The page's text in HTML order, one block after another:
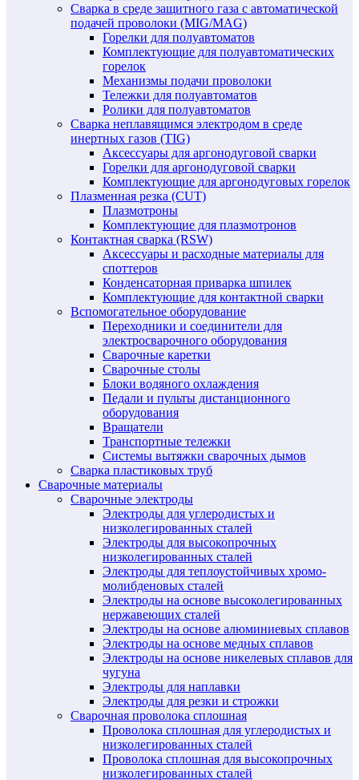
Сварка в среде защитного газа с автоматической
подачей проволоки (MIG/MAG)
Горелки для полуавтоматов
Комплектующие для полуавтоматических
горелок
Механизмы подачи проволоки
Тележки для полуавтоматов
Ролики для полуавтоматов
Сварка неплавящимся электродом в среде
инертных газов (TIG)
Аксессуары для аргонодуговой сварки
Горелки для аргонодуговой сварки
Комплектующие для аргонодуговых горелок
Плазменная резка (CUT)
Плазмотроны
Комплектующие для плазмотронов
Контактная сварка (RSW)
Аксессуары и расходные материалы для
споттеров
Конденсаторная приварка шпилек
Комплектующие для контактной сварки
Вспомогательное оборудование
Переходники и соединители для
электросварочного оборудования
Сварочные каретки
Сварочные столы
Блоки водяного охлаждения
Педали и пульты дистанционного
оборудования
Вращатели
Транспортные тележки
Системы вытяжки сварочных дымов
Сварка пластиковых труб
Сварочные материалы
Сварочные электроды
Электроды для углеродистых и
низколегированных сталей
Электроды для высокопрочных
низколегированных сталей
Электроды для теплоустойчивых хромо-
молибденовых сталей
Электроды на основе высоколегированных
нержавеющих сталей
Электроды на основе алюминиевых сплавов
Электроды на основе медных сплавов
Электроды на основе никелевых сплавов для
чугуна
Электроды для наплавки
Электроды для резки и строжки
Сварочная проволока сплошная
Проволока сплошная для углеродистых и
низколегированных сталей
Проволока сплошная для высокопрочных
низколегированных сталей